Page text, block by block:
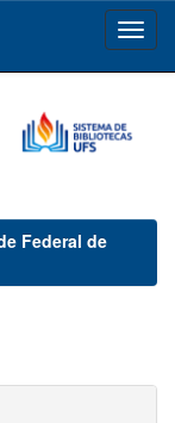
Federal de